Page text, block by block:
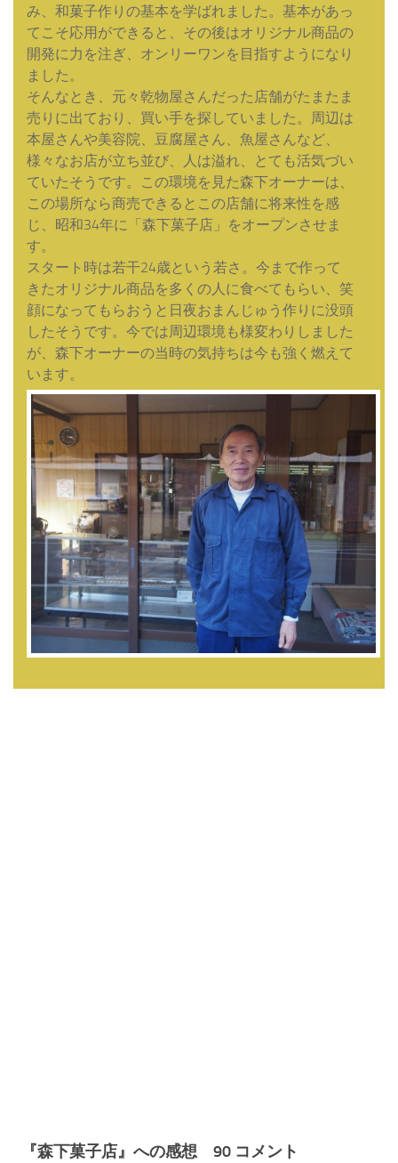
み、和菓子作りの基本を学ばれました。基本があっ
てこそ応用ができると、その後はオリジナル商品の
開発に力を注ぎ、オンリーワンを目指すようになり
ました。
そんなとき、元々乾物屋さんだった店舗がたまたま
売りに出ており、買い手を探していました。周辺は
本屋さんや美容院、豆腐屋さん、魚屋さんなど、
様々なお店が立ち並び、人は溢れ、とても活気づい
ていたそうです。この環境を見た森下オーナーは、
この場所なら商売できるとこの店舗に将来性を感
じ、昭和34年に「森下菓子店」をオープンさせま
す。
スタート時は若干24歳という若さ。今まで作って
きたオリジナル商品を多くの人に食べてもらい、笑
顔になってもらおうと日夜おまんじゅう作りに没頭
したそうです。今では周辺環境も様変わりしました
が、森下オーナーの当時の気持ちは今も強く燃えて
います。
『森下菓子店』への感想 90 コメント